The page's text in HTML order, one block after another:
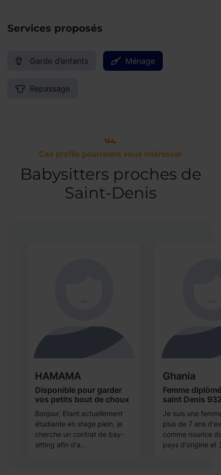
Services proposés
Garde d’enfants Ménage
Repassage
Ces profils pourraient vous intéresser
Babysitters proches de
Saint-Denis
HAMAMA
Disponible pour garder
vos petits bout de choux
Bonjour, Etant actuellement
étudiante en stage plein, je
cherche un contrat de bay-
sitting afin d'a...
Ghania
Femme
saint Denis
Je suis une
plus de 7 ans
comme nourice
pays d'origine et